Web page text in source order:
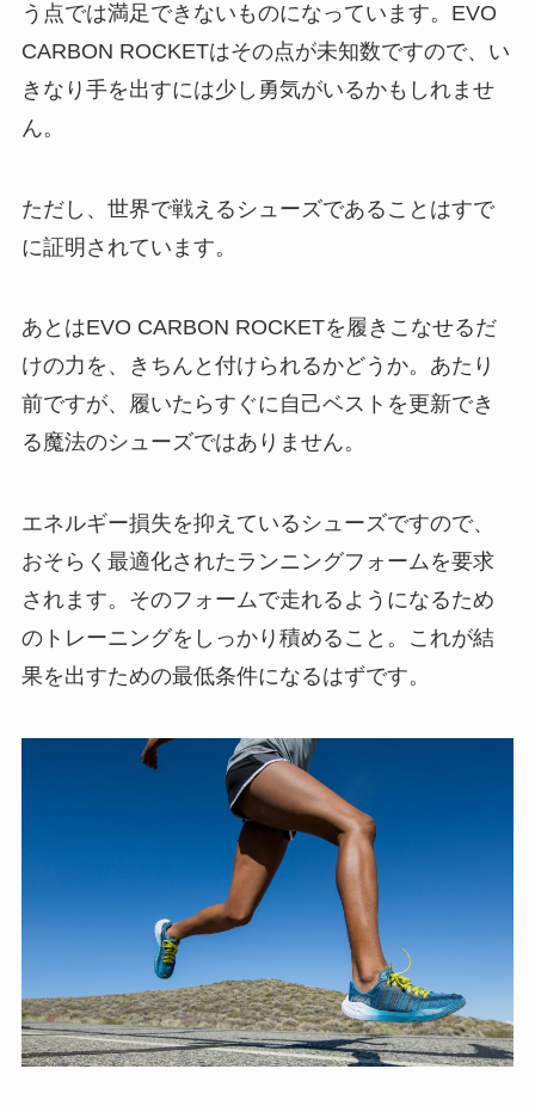
う点では満足できないものになっています。EVO
CARBON ROCKETはその点が未知数ですので、い
きなり手を出すには少し勇気がいるかもしれませ
ん。
ただし、世界で戦えるシューズであることはすで
に証明されています。
あとはEVO CARBON ROCKETを履きこなせるだ
けの力を、きちんと付けられるかどうか。あたり
前ですが、履いたらすぐに自己ベストを更新でき
る魔法のシューズではありません。
エネルギー損失を抑えているシューズですので、
おそらく最適化されたランニングフォームを要求
されます。そのフォームで走れるようになるため
のトレーニングをしっかり積めること。これが結
果を出すための最低条件になるはずです。